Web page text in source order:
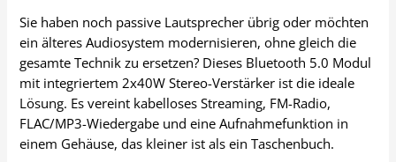
Sie haben noch passive Lautsprecher übrig oder möchten
ein älteres Audiosystem modernisieren, ohne gleich die
gesamte Technik zu ersetzen? Dieses Bluetooth 5.0 Modul
mit integriertem 2x40W Stereo-Verstärker ist die ideale
Lösung. Es vereint kabelloses Streaming, FM-Radio,
FLAC/MP3-Wiedergabe und eine Aufnahmefunktion in
einem Gehäuse, das kleiner ist als ein Taschenbuch.